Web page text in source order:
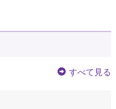
すべて見る